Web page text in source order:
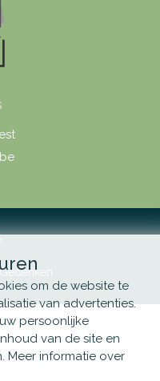
om de website te
van advertenties.
persoonlijke
van de site en
Meer informatie over